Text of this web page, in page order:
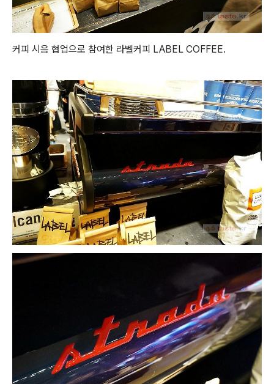
커피 시음 협업으로 참여한 라벨커피 LABEL COFFEE.